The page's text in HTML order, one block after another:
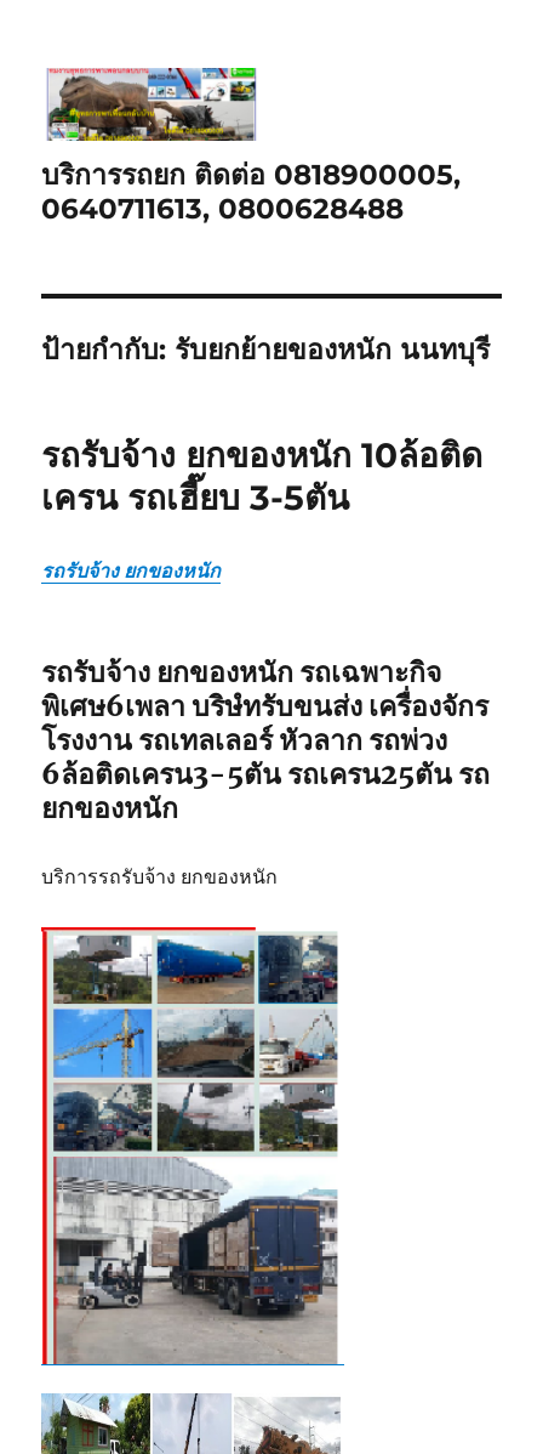
บริการรถยก ติดต่อ 0818900005,
0640711613, 0800628488
ป้ายกำกับ: รับยกย้ายของหนัก นนทบุรี
รถรับจ้าง ยกของหนัก 10ล้อติด
เครน รถเฮี๊ยบ 3-5ตัน
รถรับจ้าง ยกของหนัก
รถรับจ้าง ยกของหนัก รถเฉพาะกิจ
พิเศษ6เพลา บริษํทรับขนส่ง เครื่องจักร
โรงงาน รถเทลเลอร์ หัวลาก รถพ่วง
6ล้อติดเครน3-5ตัน รถเครน25ตัน รถ
ยกของหนัก
บริการรถรับจ้าง ยกของหนัก